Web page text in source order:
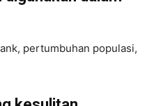
pertumbuhan populasi,